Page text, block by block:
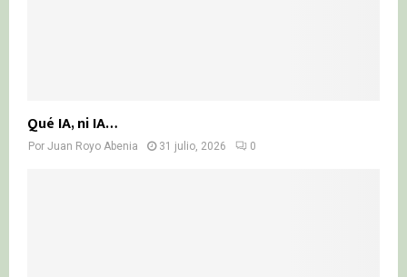
Qué IA, ni IA…
Por Juan Royo Abenia 31 julio, 2026 0